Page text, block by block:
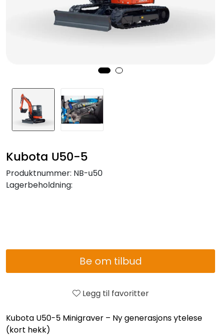
Kubota U50-5
Produktnummer: NB-u50
Lagerbeholdning:
Be om tilbud
Legg til favoritter
Kubota U50-5 Minigraver – Ny generasjons ytelese
(kort hekk)